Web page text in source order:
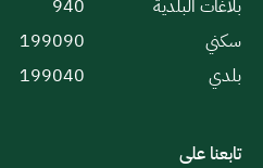
بلاغات البلدية
940
سكني
199090
بلدي
199040
تابعنا على